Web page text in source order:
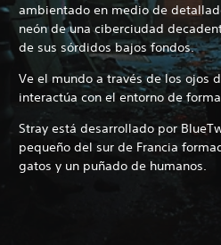
ambientado en medio de
neón de una ciberciudad
de sus sórdidos bajos fondos.
Ve el mundo a través de los ojos
interactúa con el entorno de
Stray está desarrollado por
pequeño del sur de Francia
gatos y un puñado de humanos.